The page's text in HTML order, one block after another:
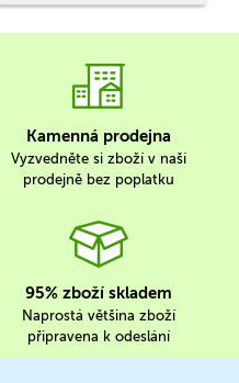
Kamenná prodejna
Vyzvedněte si zboží v naší
prodejně bez poplatku
95% zboží skladem
Naprostá většina zboží
připravena k odeslání